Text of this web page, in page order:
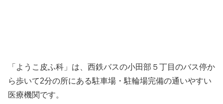
「ようこ皮ふ科」は、西鉄バスの小田部５丁目のバス停か
ら歩いて2分の所にある駐車場・駐輪場完備の通いやすい
医療機関です。